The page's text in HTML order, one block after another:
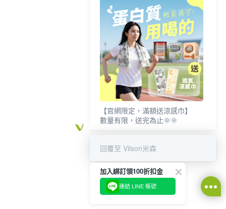
【官網限定，滿額送涼感巾】
數量有限，送完為止🌞🌞
回覆至 Vilson米森
加入綁訂領100折扣金
連結 LINE 帳號